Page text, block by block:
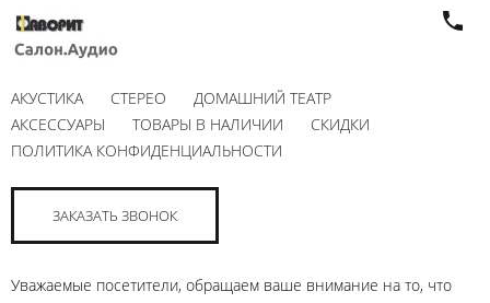
АКУСТИКА СТЕРЕО
ДОМАШНИЙ ТЕАТР
АКСЕССУАРЫ
ТОВАРЫ В НАЛИЧИИ
СКИДКИ
ПОЛИТИКА КОНФИДЕНЦИАЛЬНОСТИ
ЗАКАЗАТЬ ЗВОНОК
Уважаемые посетители, обращаем ваше внимание на то, что